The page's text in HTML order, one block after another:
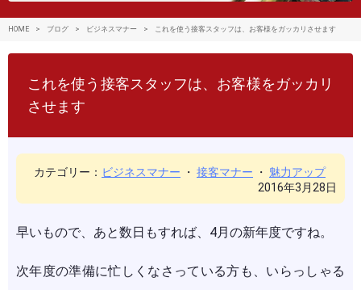
HOME > ブログ > ビジネスマナー > これを使う接客スタッフは、お客様をガッカリさせます
これを使う接客スタッフは、お客様をガッカリ
させます
カテゴリー： ビジネスマナー ・ 接客マナー ・ 魅力アップ
2016年3月28日
早いもので、あと数日もすれば、4月の新年度ですね。
次年度の準備に忙しくなさっている方も、いらっしゃる